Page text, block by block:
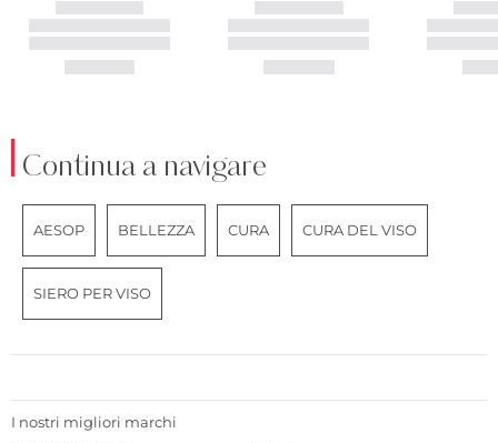
Continua a navigare
AESOP BELLEZZA CURA CURA DEL VISO
SIERO PER VISO
I nostri migliori marchi